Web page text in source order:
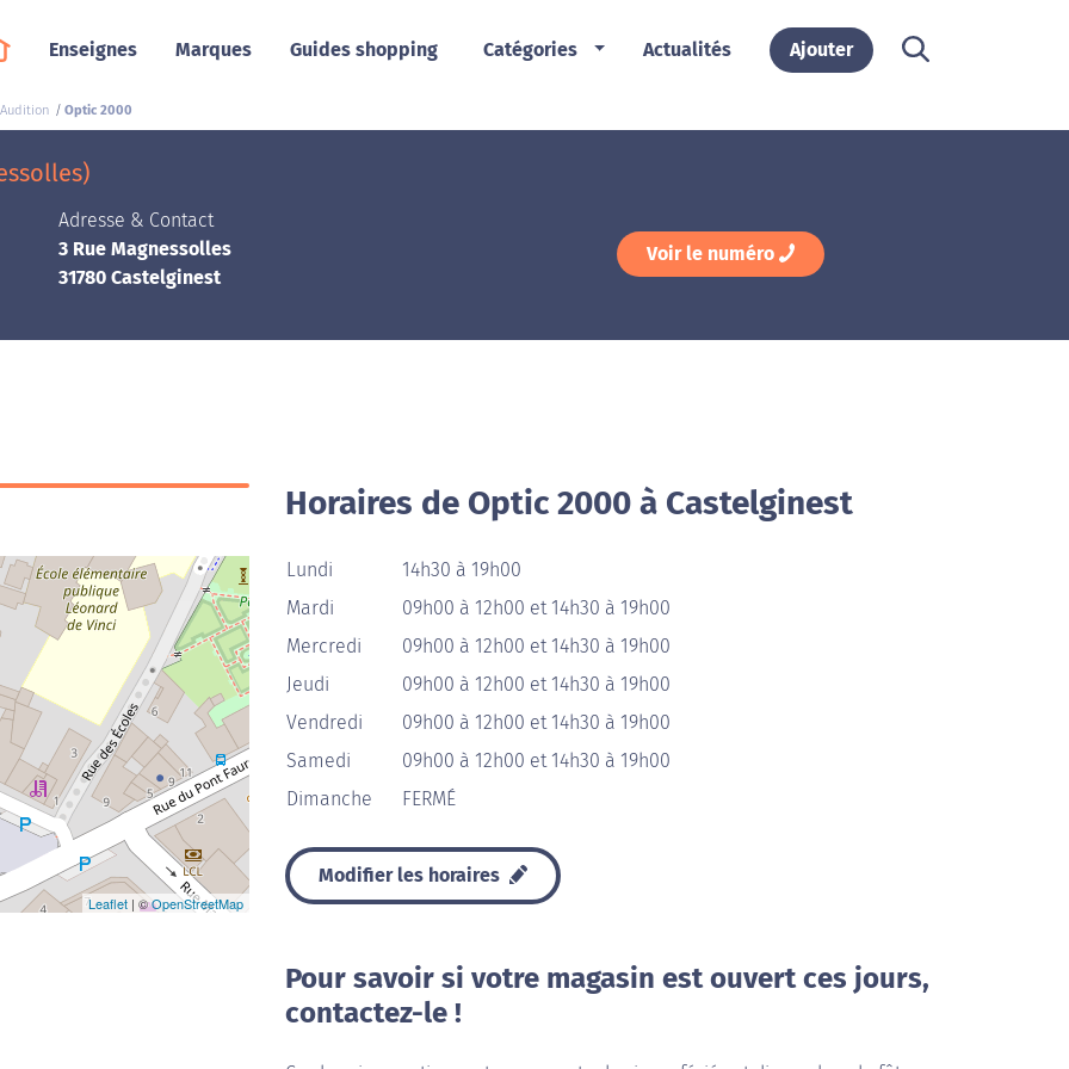
Enseignes Marques Guides shopping Catégories Actualités Ajouter
Optic 2000
Adresse & Contact
3 Rue Magnessolles
31780 Castelginest
Voir le numéro
Leaflet | ©OpenStreetMap
Horaires de Optic 2000 à Castelginest
Lundi
14h30 à 19h00
Mardi
09h00 à 12h00 et 14h30 à 19h00
Mercredi
09h00 à 12h00 et 14h30 à 19h00
Jeudi
09h00 à 12h00 et 14h30 à 19h00
Vendredi
09h00 à 12h00 et 14h30 à 19h00
Samedi
09h00 à 12h00 et 14h30 à 19h00
Dimanche
FERMÉ
Modifier les horaires
Pour savoir si votre magasin est ouvert ces jours,
contactez-le !